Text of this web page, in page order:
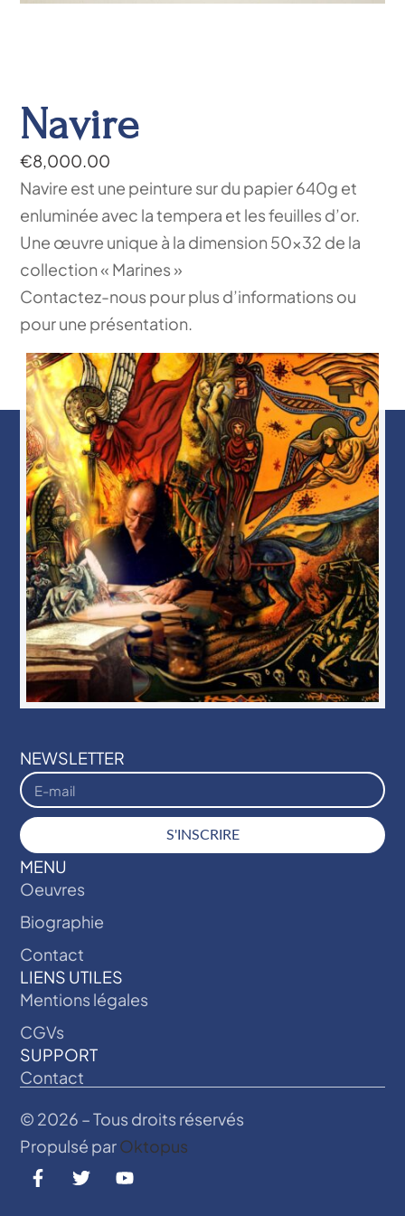
Navire
€8,000.00
Navire est une peinture sur du papier 640g et
enluminée avec la tempera et les feuilles d’or.
Une œuvre unique à la dimension 50×32 de la
collection « Marines »
Contactez-nous pour plus d’informations ou
pour une présentation.
NEWSLETTER
S'INSCRIRE
MENU
Oeuvres
Biographie
Contact
LIENS UTILES
Mentions légales
CGVs
SUPPORT
Contact
© 2026 – Tous droits réservés
Propulsé parOktopus